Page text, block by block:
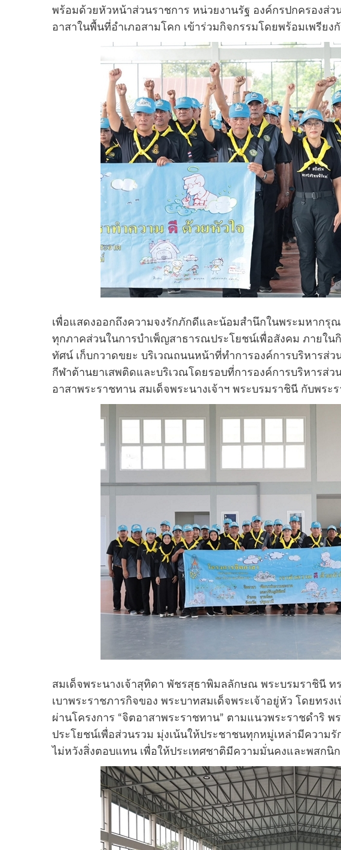
พร้อมด้วยหัวหน้าส่วนราชการ หน่วยงานรัฐ องค์กรปกครองส่
อาสาในพื้นที่อำเภอสามโคก เข้าร่วมกิจกรรมโดยพร้อมเพรียง
เพื่อแสดงออกถึงความจงรักภักดีและน้อมสำนึกในพระมหากรุ
ทุกภาคส่วนในการบำเพ็ญสาธารณประโยชน์เพื่อสังคม ภายใน
ทัศน์ เก็บกวาดขยะ บริเวณถนนหน้าที่ทำการองค์การบริหารส่
กีฬาต้านยาเสพติดและบริเวณโดยรอบที่การองค์การบริหารส่ว
อาสาพระราชทาน สมเด็จพระนางเจ้าฯ พระบรมราชินี กับพระ
สมเด็จพระนางเจ้าสุทิดา พัชรสุธาพิมลลักษณ พระบรมราชินี
เบาพระราชภารกิจของ พระบาทสมเด็จพระเจ้าอยู่หัว โดยทร
ผ่านโครงการ “จิตอาสาพระราชทาน” ตามแนวพระราชดำริ พ
ประโยชน์เพื่อส่วนรวม มุ่งเน้นให้ประชาชนทุกหมู่เหล่ามีความ
ไม่หวังสิ่งตอบแทน เพื่อให้ประเทศชาติมีความมั่นคงและพสกนิ